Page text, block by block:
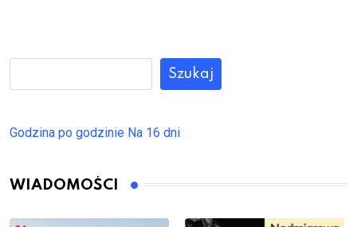
Szukaj
Godzina po godzinie Na 16 dni
WIADOMOŚCI